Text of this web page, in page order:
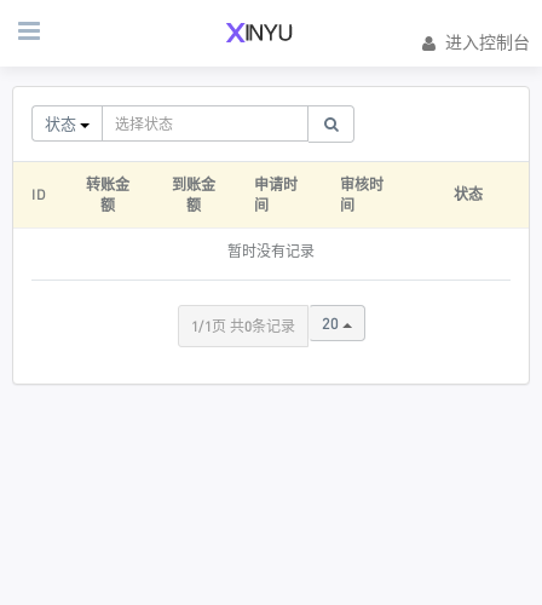
进入控制台
状态
ID
转账金
额
到账金
额
申请时
间
审核时
间
状态
暂时没有记录
1/1页 共0条记录 20